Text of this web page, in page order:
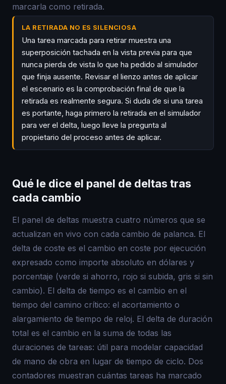
marcarla como retirada.
LA RETIRADA NO ES SILENCIOSA
Una tarea marcada para retirar muestra una
superposición tachada en la vista previa para que
nunca pierda de vista lo que ha pedido al simulador
que finja ausente. Revisar el lienzo antes de aplicar
el escenario es la comprobación final de que la
retirada es realmente segura. Si duda de si una tarea
es portante, haga primero la retirada en el simulador
para ver el delta, luego lleve la pregunta al
propietario del proceso antes de aplicar.
Qué le dice el panel de deltas tras
cada cambio
El panel de deltas muestra cuatro números que se
actualizan en vivo con cada cambio de palanca. El
delta de coste es el cambio en coste por ejecución
expresado como importe absoluto en dólares y
porcentaje (verde si ahorro, rojo si subida, gris si sin
cambio). El delta de tiempo es el cambio en el
tiempo del camino crítico: el acortamiento o
alargamiento de tiempo de reloj. El delta de duración
total es el cambio en la suma de todas las
duraciones de tareas: útil para modelar capacidad
de mano de obra en lugar de tiempo de ciclo. Dos
contadores muestran cuántas tareas ha marcado